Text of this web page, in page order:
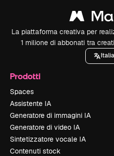
La piattaforma creativa per
1 milione di abbonati tra
Prodotti
Spaces
Assistente IA
Generatore di immagini IA
Generatore di video IA
Sintetizzatore vocale IA
Contenuti stock